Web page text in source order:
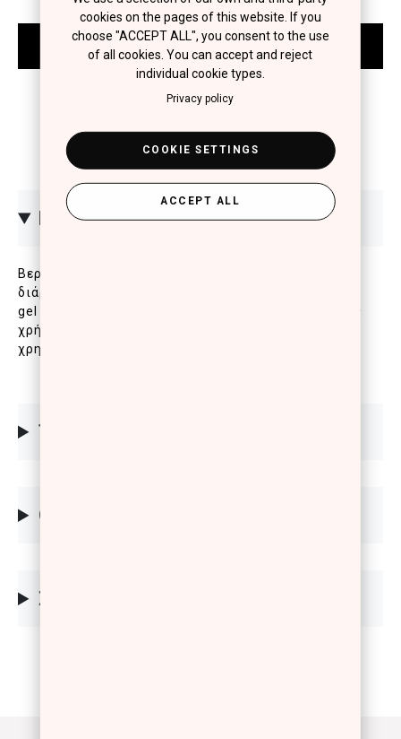
ΠΕΡΙΓΡΑΦΗ
Βερνίκι νυχιών για πλούσιο χρώμα, λάμψη και
διάρκεια έως και 10 ημέρες. Με μοναδική σύσταση
gel για επαγγελματικό αποτέλεσμα στο σπίτι, χωρίς
χρήση λάμπας. Για αποτέλεσμα που διαρκεί,
χρησιμοποιήστε μετά το Pro Gel Top Coat.
TIPS
ΟΔΗΓΙΕΣ
ΣΥΣΤΑΤΙΚΑ
cookies on the pages of this website. If you
choose "ACCEPT ALL", you consent to the use
of all cookies. You can accept and reject
individual cookie types.
Privacy policy
COOKIE SETTINGS
ACCEPT ALL